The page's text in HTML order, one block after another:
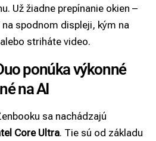
Už žiadne prepínanie okien –
spodnom displeji, kým na
striháte video.
ponúka výkonné
na AI
sa nachádzajú
Core Ultra. Tie sú od základu